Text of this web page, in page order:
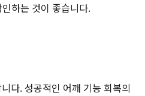
하는 것이 좋습니다.
다. 성공적인 어깨 기능 회복의